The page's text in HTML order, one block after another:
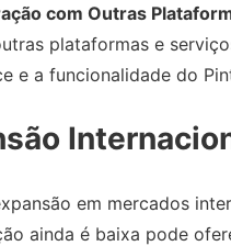
com Outras
plataformas e
e a funcionalidade do
em mercados
ainda é baixa pode